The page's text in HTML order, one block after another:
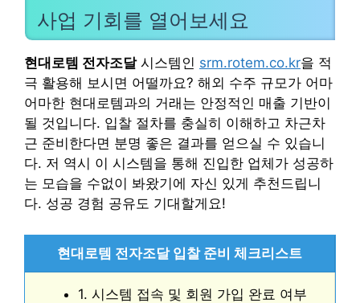
사업 기회를 열어보세요
현대로템 전자조달시스템인 srm.rotem.co.kr을 적
극 활용해 보시면 어떨까요? 해외 수주 규모가 어마
어마한 현대로템과의 거래는 안정적인 매출 기반이
될 것입니다. 입찰 절차를 충실히 이해하고 차근차
근 준비한다면 분명 좋은 결과를 얻으실 수 있습니
다. 저 역시 이 시스템을 통해 진입한 업체가 성공하
는 모습을 수없이 봐왔기에 자신 있게 추천드립니
다. 성공 경험 공유도 기대할게요!
현대로템 전자조달 입찰 준비 체크리스트
1. 시스템 접속 및 회원 가입 완료 여부